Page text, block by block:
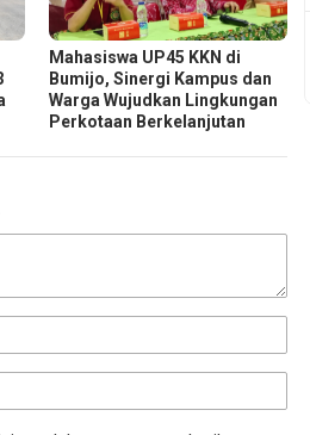
Mahasiswa UP45 KKN di
Bumijo, Sinergi Kampus dan
Warga Wujudkan Lingkungan
Perkotaan Berkelanjutan